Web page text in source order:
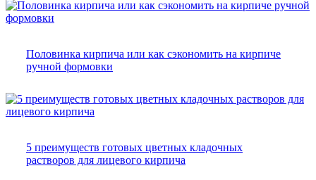
Половинка кирпича или как сэкономить на кирпиче
ручной формовки
5 преимуществ готовых цветных кладочных
растворов для лицевого кирпича